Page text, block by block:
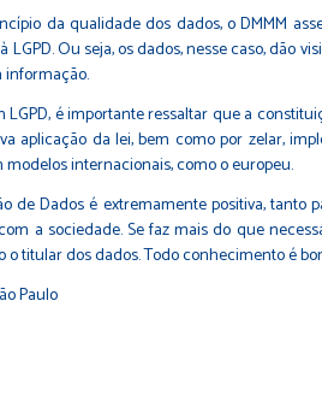
da qualidade dos dados, o DMMM
LGPD. Ou seja, os dados, nesse caso,
LGPD, é importante ressaltar que a
aplicação da lei, bem como por zelar,
internacionais, como o europeu.
de Dados é extremamente positiva,
a sociedade. Se faz mais do que
titular dos dados. Todo conhecimento é
Paulo